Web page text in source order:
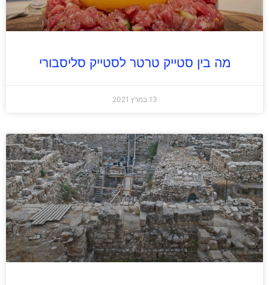
מה בין סטייק טרטר לסטייק סליסבורי
13 במרץ 2021